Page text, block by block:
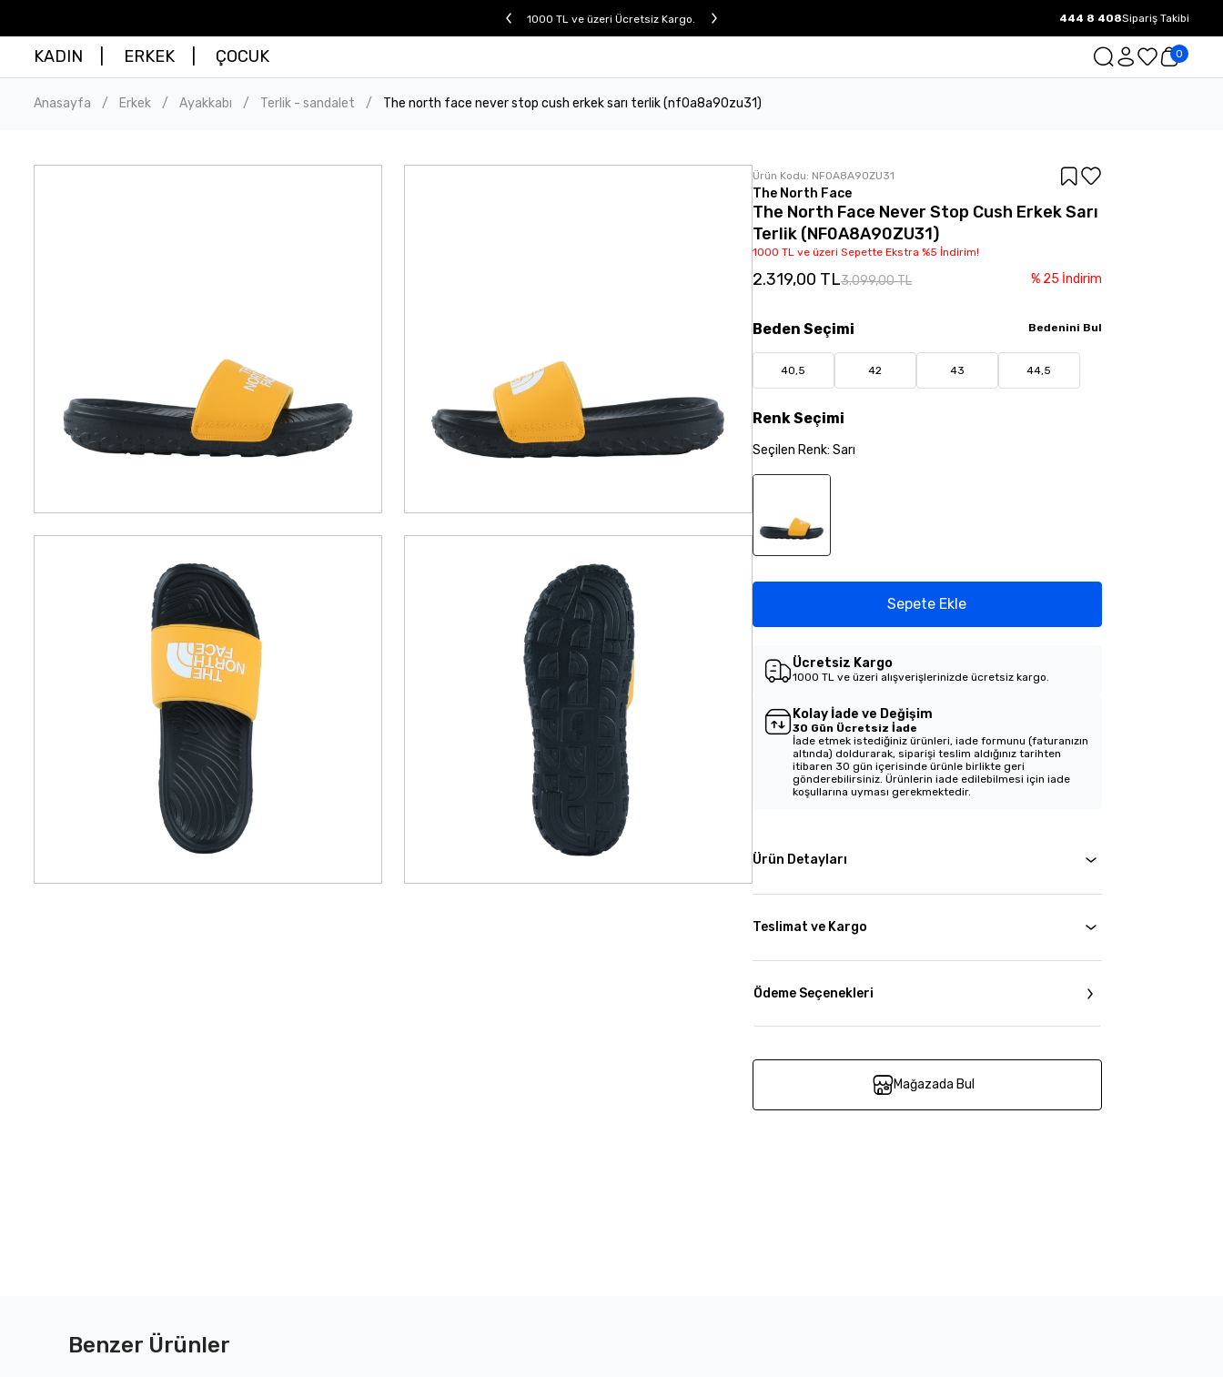
1000 TL ve üzeri Ücretsiz Kargo. 1000 TL ve üzeri Ücretsiz Kargo.
444 8 408Sipariş Takibi
KADIN ERKEK ÇOCUK 0
Anasayfa / Erkek / Ayakkabı / Terlik - sandalet / The north face never stop cush erkek sarı terlik (nf0a8a90zu31)
Ürün Kodu: NF0A8A90ZU31
The North Face
The North Face Never Stop Cush Erkek Sarı
Terlik (NF0A8A90ZU31)
1000 TL ve üzeri Sepette Ekstra %5 İndirim!
2.319,00 TL3.099,00 TL % 25 İndirim
RenkSeçimi
Seçilen Renk: Sarı
Beden Seçimi Bedenini Bul
40,5 42 43 44,5
Sepete Ekle
Ücretsiz Kargo
1000 TL ve üzeri alışverişlerinizde ücretsiz kargo.
Kolay İade ve Değişim
30 Gün Ücretsiz İade
İade etmek istediğiniz ürünleri, iade formunu (faturanızın
altında) doldurarak, siparişi teslim aldığınız tarihten
itibaren 30 gün içerisinde ürünle birlikte geri
gönderebilirsiniz. Ürünlerin iade edilebilmesi için iade
koşullarına uyması gerekmektedir.
Ürün Detayları
Teslimat ve Kargo
Ödeme Seçenekleri
Mağazada Bul
Benzer Ürünler